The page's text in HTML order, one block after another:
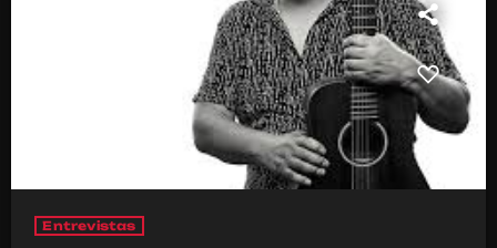
Entrevistas